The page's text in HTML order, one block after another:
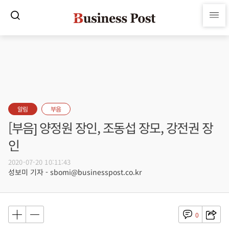
알림 부음
[부음] 양정원 장인, 조동섭 장모, 강전권 장
인
2020-07-20 10:11:43
성보미 기자 - sbomi@businesspost.co.kr
0